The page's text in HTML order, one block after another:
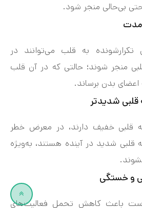
بی‌حالی منجر شود.
به قلب می‌توانند در
منجر شوند؛ حالتی که در آن قلب
بدن برساند.
قلبی شدیدتر
قلبی خفیف دارند، در معرض خطر
قلبی شدید در آینده هستند، به‌ویژه
و خستگی
باعث کاهش تحمل فعالیت‌های